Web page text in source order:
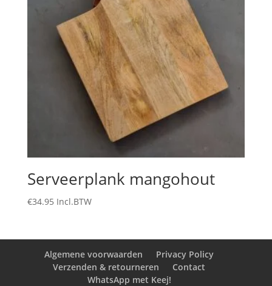
Serveerplank mangohout
€34.95 Incl.BTW
Algemene voorwaarden
Privacy Policy
Verzenden & retourneren
Contact
WhatsApp met Keej!